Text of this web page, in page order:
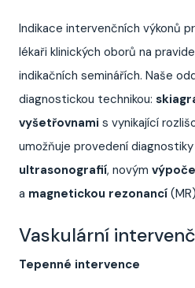
Indikace intervenčních výkonů
lékaři klinických oborů na
indikačních seminářích. Naše
diagnostickou technikou:
vyšetřovnami s vynikající
umožňuje provedení
ultrasonografií, novým
a magnetickou rezonancí
Vaskulární
Tepenné intervence